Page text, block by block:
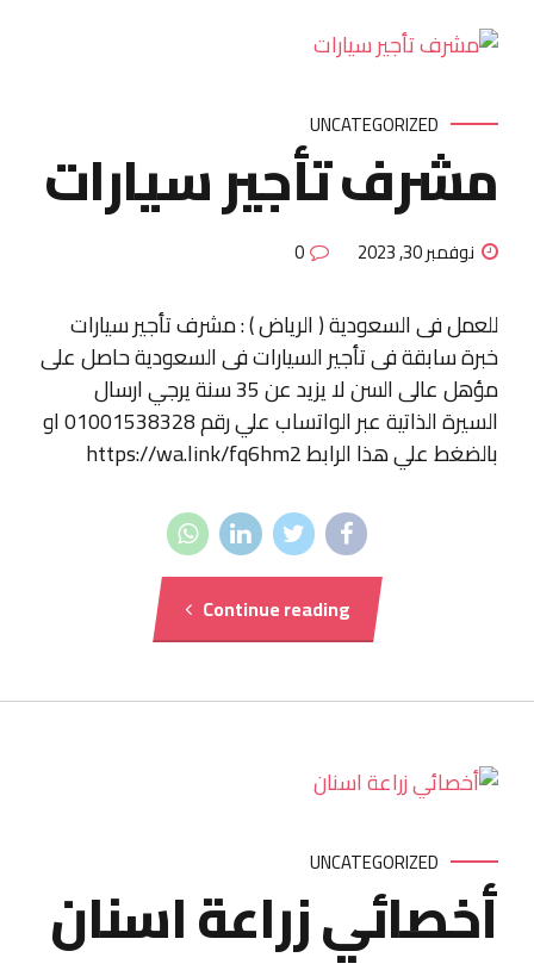
UNCATEGORIZED
مشرف تأجير سيارات
نوفمبر 30, 2023 0
للعمل فى السعودية ( الرياض ) : مشرف تأجير سيارات
خبرة سابقة فى تأجير السيارات فى السعودية حاصل على
مؤهل عالى السن لا يزيد عن 35 سنة يرجي ارسال
السيرة الذاتية عبر الواتساب علي رقم 01001538328 او
بالضغط علي هذا الرابط https://wa.link/fq6hm2
Continue reading
UNCATEGORIZED
أخصائي زراعة اسنان